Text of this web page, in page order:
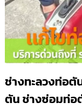
ช่างทะลวงท่อตั
ตัน ช่างซ่อมท่อ